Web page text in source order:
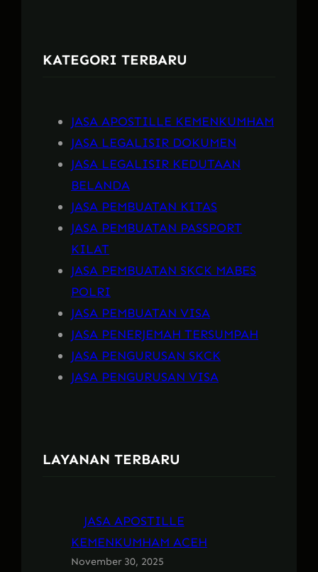
h
KATEGORI TERBARU
JASA APOSTILLE KEMENKUMHAM
JASA LEGALISIR DOKUMEN
JASA LEGALISIR KEDUTAAN
BELANDA
JASA PEMBUATAN KITAS
JASA PEMBUATAN PASSPORT
KILAT
JASA PEMBUATAN SKCK MABES
POLRI
JASA PEMBUATAN VISA
JASA PENERJEMAH TERSUMPAH
JASA PENGURUSAN SKCK
JASA PENGURUSAN VISA
LAYANAN TERBARU
JASA APOSTILLE
KEMENKUMHAM ACEH
November 30, 2025